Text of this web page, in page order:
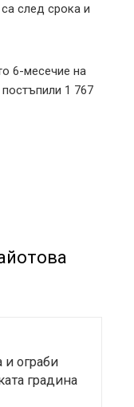
след срока и
6-месечие на
1 767
ограби
градина